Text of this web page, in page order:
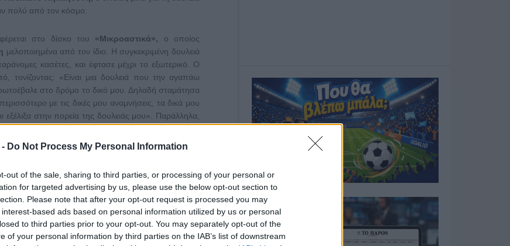
Do Not Process My Personal Information
out of the sale, sharing to third parties, or processing of your personal or
for targeted advertising by us, please use the below opt-out section to
Please note that after your opt-out request is processed you may
based ads based on personal information utilized by us or personal
to third parties prior to your opt-out. You may separately opt-out of the
of your personal information by third parties on the IAB’s list of downstream
πολύ από τον κόσμο.
στο δίσκο του «Μικροαστικά», ο οποίος
μελοποιημένα από τον ίδιο. Η συγκεκριμένη δουλειά
κασέτες, και έφτασε μέχρι το εξωτερικό. Ο
τονίζοντας: «Είναι μια δουλειά που την αγαπάω
στο δρόμο το δικό μου. Δηλαδή σταμάτησα
με τις δικές μου αναμνήσεις, τα δικά μου
στην πορεία της δουλειάς μου». Παράλληλα,
δουλειά.
γράψει για τον κινηματογράφο, ενώ προβάλλεται
Λουκιανού Κηλαηδόνη, σε στίχους Λευτέρη
του
«Fifties & Ξερό Ψωμί»,
για τα τραγούδια της
καθώς και κομμάτια από άλλες δισκογραφικές